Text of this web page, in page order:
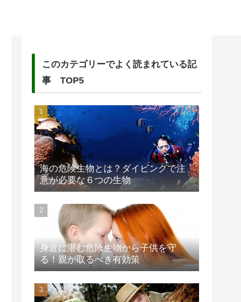
このカテゴリーでよく読まれている記
事 TOP5
海の危険生物とは？ダイビングで注
意が必要な６つの生物
身近に潜む危険生物から子供を守
る！親が取るべき有効策